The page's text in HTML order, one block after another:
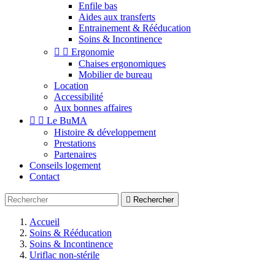
Enfile bas
Aides aux transferts
Entrainement & Rééducation
Soins & Incontinence
  Ergonomie
Chaises ergonomiques
Mobilier de bureau
Location
Accessibilité
Aux bonnes affaires
  Le BuMA
Histoire & développement
Prestations
Partenaires
Conseils logement
Contact
 Rechercher
Accueil
Soins & Rééducation
Soins & Incontinence
Uriflac non-stérile